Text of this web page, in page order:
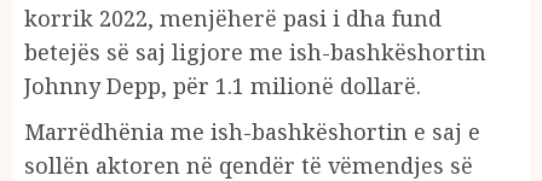
korrik 2022, menjëherë pasi i dha fund
betejës së saj ligjore me ish-bashkëshortin
Johnny Depp, për 1.1 milionë dollarë.
Marrëdhënia me ish-bashkëshortin e saj e
sollën aktoren në qendër të vëmendjes së